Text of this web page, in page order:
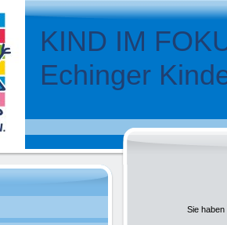
KIND IM
Echinger
Sie